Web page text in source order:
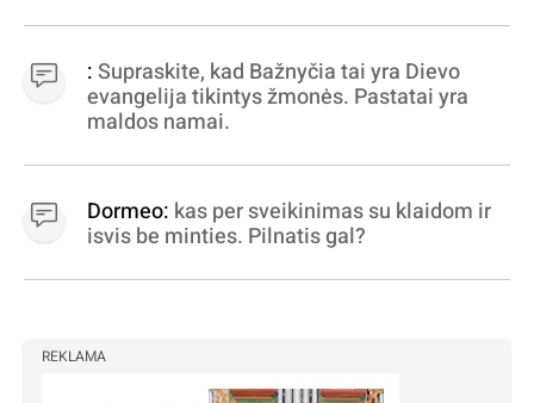
virpinimas, ieškokit kur milijonus vagia
dujininkai, elektros aferistai, stadionų
statytojai Vilnuje
:Supraskite, kad Bažnyčia tai yra Dievo
evangelija tikintys žmonės. Pastatai yra
maldos namai.
Dormeo: kas per sveikinimas su klaidom ir
isvis be minties. Pilnatis gal?
REKLAMA